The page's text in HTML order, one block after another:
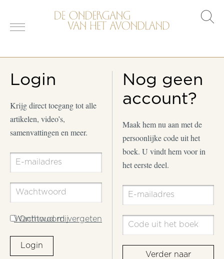
Login
Krijg direct toegang tot alle
artikelen, video’s,
samenvattingen en meer.
Wachtwoord vergeten
Onthoud mij
Login
Nog geen
account?
Maak hem nu aan met de
persoonlijke code uit het
boek. U vindt hem voor in
het eerste deel.
Verder naar